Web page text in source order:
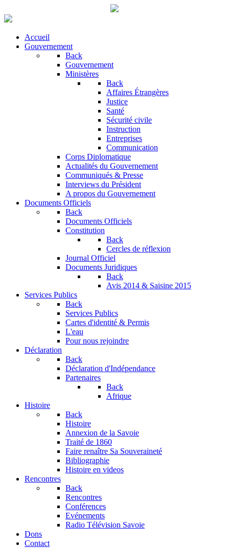
Accueil
Gouvernement
Back
Gouvernement
Ministères
Back
Affaires Étrangères
Justice
Santé
Sécurité civile
Instruction
Entreprises
Communication
Corps Diplomatique
Actualités du Gouvernement
Communiqués & Presse
Interviews du Président
A propos du Gouvernement
Documents Officiels
Back
Documents Officiels
Constitution
Back
Cercles de réflexion
Journal Officiel
Documents Juridiques
Back
Avis 2014 & Saisine 2015
Services Publics
Back
Services Publics
Cartes d'identité & Permis
L'eau
Pour nous rejoindre
Déclaration
Back
Déclaration d'Indépendance
Partenaires
Back
Afrique
Histoire
Back
Histoire
Annexion de la Savoie
Traité de 1860
Faire renaître Sa Souveraineté
Bibliographie
Histoire en videos
Rencontres
Back
Rencontres
Conférences
Evénements
Radio Télévision Savoie
Dons
Contact